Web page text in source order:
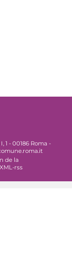
1 - 00186 Roma -
de la
XML-rss